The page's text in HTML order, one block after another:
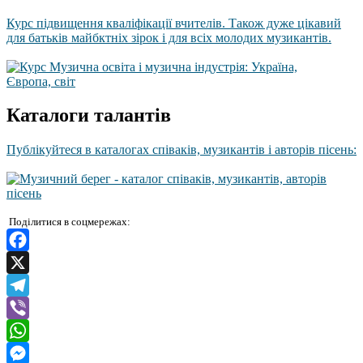
Курс підвищення кваліфікації вчителів. Також дуже цікавий
для батьків майбктніх зірок і для всіх молодих музикантів.
Каталоги талантів
Публікуйтеся в каталогах співаків, музикантів і авторів пісень:
Поділитися в соцмережах:
Facebook
X
Telegram
Viber
WhatsApp